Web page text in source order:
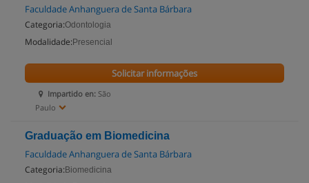
Faculdade Anhanguera de Santa Bárbara
Categoria:Odontologia
Modalidade: Presencial
Impartido en: São
Paulo
Solicitar informações
Graduação em Biomedicina
Faculdade Anhanguera de Santa Bárbara
Categoria: Biomedicina